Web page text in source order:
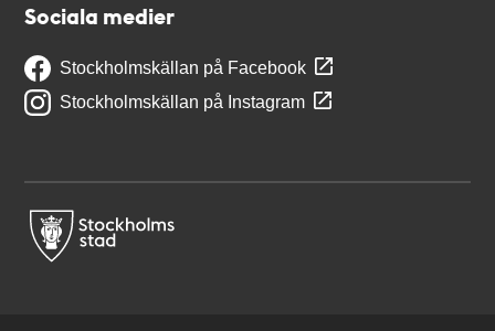
Sociala medier
Stockholmskällan på Facebook
Stockholmskällan på Instagram